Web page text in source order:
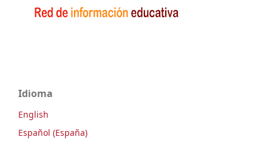
Idioma
English
Español (España)